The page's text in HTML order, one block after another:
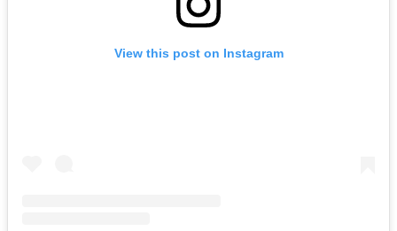
View this post on Instagram